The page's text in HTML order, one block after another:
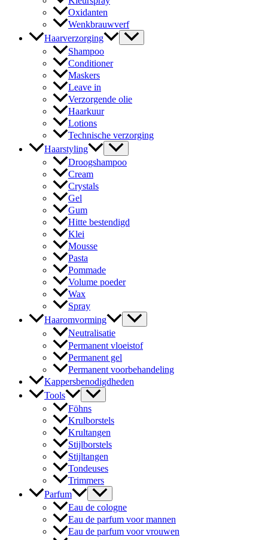
Oxidanten
Wenkbrauwverf
Haarverzorging
Shampoo
Conditioner
Maskers
Leave in
Verzorgende olie
Haarkuur
Lotions
Technische verzorging
Haarstyling
Droogshampoo
Cream
Crystals
Gel
Gum
Hitte bestendigd
Klei
Mousse
Pasta
Pommade
Volume poeder
Wax
Spray
Haaromvorming
Neutralisatie
Permanent vloeistof
Permanent gel
Permanent voorbehandeling
Kappersbenodigdheden
Tools
Föhns
Krulborstels
Krultangen
Stijlborstels
Stijltangen
Tondeuses
Trimmers
Parfum
Eau de cologne
Eau de parfum voor mannen
Eau de parfum voor vrouwen